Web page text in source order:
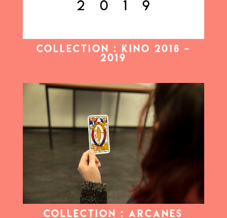
COLLECTION : KINO 2018 –
2019
COLLECTION : ARCANES